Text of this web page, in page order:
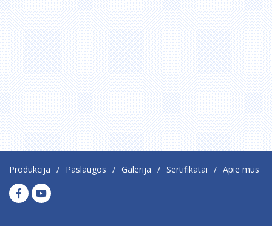
Produkcija Paslaugos Galerija Sertifikatai Apie mus